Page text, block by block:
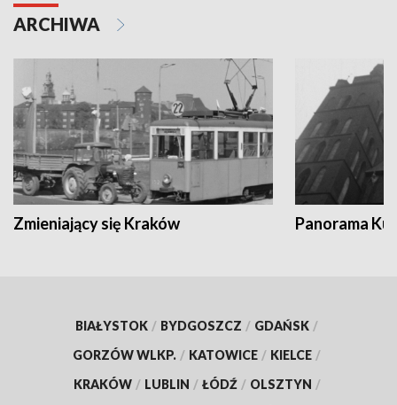
ARCHIWA
Zmieniający się Kraków Panorama
BIAŁYSTOK / BYDGOSZCZ / GDAŃSK /
GORZÓW WLKP. / KATOWICE / KIELCE /
KRAKÓW / LUBLIN / ŁÓDŹ / OLSZTYN /